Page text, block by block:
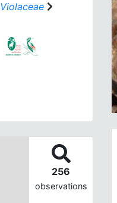
Violaceae
256
observations